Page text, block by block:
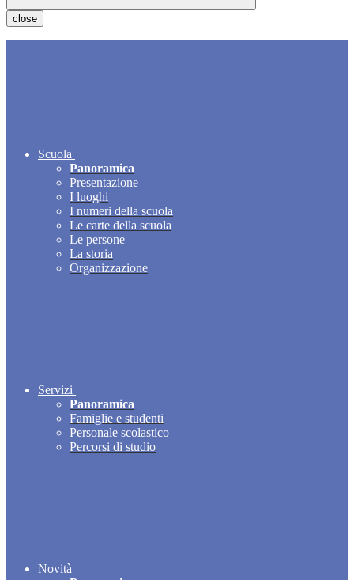
close
Scuola
Panoramica
Presentazione
I luoghi
I numeri della scuola
Le carte della scuola
Le persone
La storia
Organizzazione
Servizi
Panoramica
Famiglie e studenti
Personale scolastico
Percorsi di studio
Novità